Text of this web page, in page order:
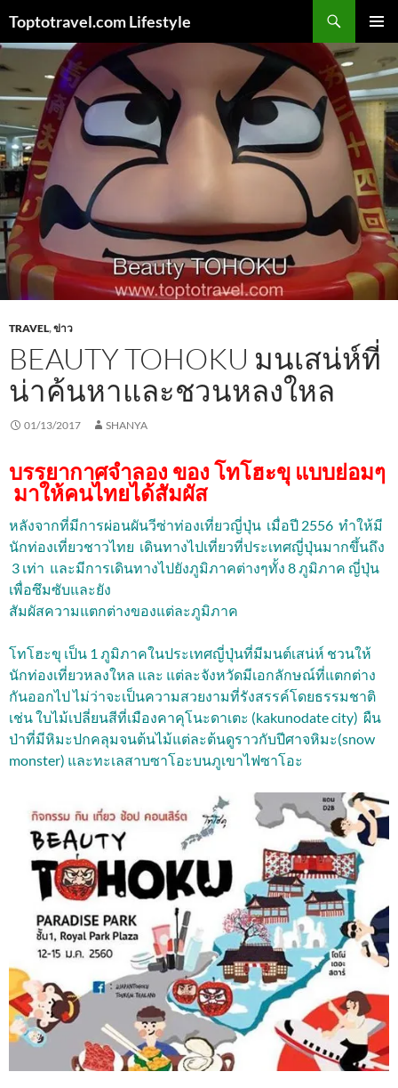
content
Toptotravel.com Lifestyle
MENU
TRAVEL,ข่าว
BEAUTY TOHOKU มนเสน่ห์ที่
น่าค้นหาและชวนหลงใหล
01/13/2017 SHANYA
บรรยากาศจำลอง ของ โทโฮะขุ แบบย่อมๆ
มาให้คนไทยได้สัมผัส
หลังจากที่มีการผ่อนผันวีซ่าท่องเที่ยวญี่ปุ่น เมื่อปี 2556 ทำให้มี
นักท่องเที่ยวชาวไทย เดินทางไปเที่ยวที่ประเทศญี่ปุ่นมากขึ้นถึง
3 เท่า และมีการเดินทางไปยังภูมิภาคต่างๆทั้ง 8ภูมิภาค ญี่ปุ่น
เพื่อซึมซับและยัง
สัมผัสความแตกต่างของแต่ละภูมิภาค
โทโฮะขุ เป็น 1 ภูมิภาคในประเทศญี่ปุ่นที่มีมนต์เสน่ห์ ชวนให้
นักท่องเที่ยวหลงใหล และ แต่ละจังหวัดมีเอกลักษณ์ที่แตกต่าง
กันออกไป ไม่ว่าจะเป็นความสวยงามที่รังสรรค์โดยธรรมชาติ
เช่น ใบไม้เปลี่ยนสีที่เมืองคาคุโนะดาเตะ (kakunodate city) ผืน
ป่าที่มีหิมะปกคลุมจนต้นไม้แต่ละต้นดูราวกับปีศาจหิมะ(snow
monster) และทะเลสาบซาโอะบนภูเขาไฟซาโอะ